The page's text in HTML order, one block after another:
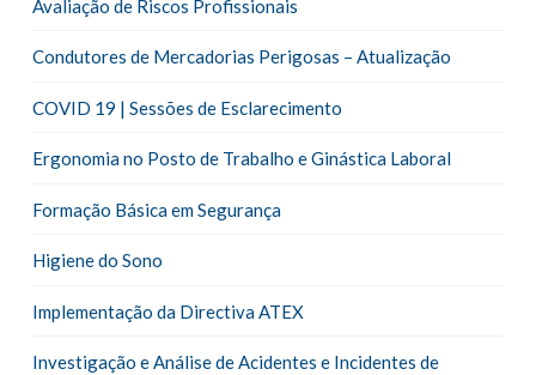
Avaliação de Riscos Profissionais
Condutores de Mercadorias Perigosas – Atualização
COVID 19 | Sessões de Esclarecimento
Ergonomia no Posto de Trabalho e Ginástica Laboral
Formação Básica em Segurança
Higiene do Sono
Implementação da Directiva ATEX
Investigação e Análise de Acidentes e Incidentes de